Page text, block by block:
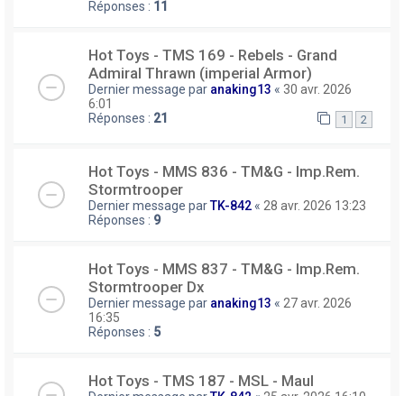
Réponses : 11
Hot Toys - TMS 169 - Rebels - Grand
Admiral Thrawn (imperial Armor)
Dernier message par anaking13 « 30 avr. 2026
6:01
Réponses : 21 1 2
Hot Toys - MMS 836 - TM&G - Imp.Rem.
Stormtrooper
Dernier message parTK-842 « 28 avr. 2026 13:23
Réponses : 9
Hot Toys - MMS 837 - TM&G - Imp.Rem.
Stormtrooper Dx
Dernier message par anaking13 « 27 avr. 2026
16:35
Réponses : 5
Hot Toys - TMS 187 - MSL - Maul